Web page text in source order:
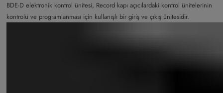
BDE-D elektronik kontrol ünitesi, Record kapı açıcılardaki kontrol ünitelerinin
kontrolü ve programlanması için kullanışlı bir giriş ve çıkış ünitesidir.